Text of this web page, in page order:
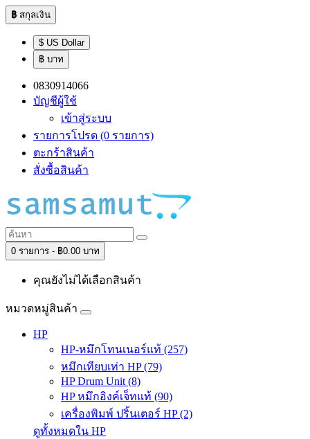
฿ สกุลเงิน
$ US Dollar
฿ บาท
0830914066
บัญชีผู้ใช้
เข้าสู่ระบบ
รายการโปรด (0 รายการ)
ตะกร้าสินค้า
สั่งซื้อสินค้า
0 รายการ - ฿0.00 บาท
คุณยังไม่ได้เลือกสินค้า
หมวดหมู่สินค้า
HP
HP-หมึกโทนเนอร์แท้ (257)
หมึกเทียบเท่า HP (79)
HP Drum Unit (8)
HP หมึกอิงค์เจ็ทแท้ (90)
เครื่องพิมพ์ ปริ้นเตอร์ HP (2)
ดูทั้งหมดใน HP